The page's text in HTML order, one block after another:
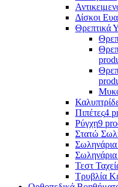
Δίσκοι
Θρεπτικά
Πιπέτες4
Ρύγχη9
Στατώ
Σωληνάρια
Τεστ
Τρυβλία